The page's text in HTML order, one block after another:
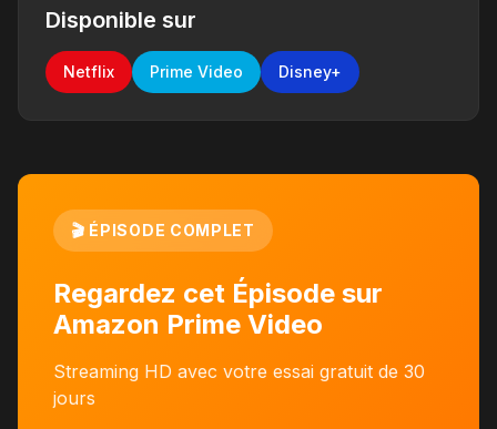
Disponible sur
Netflix Prime Video Disney+
🎬 ÉPISODE COMPLET
Regardez cet Épisode sur
Amazon Prime Video
Streaming HD avec votre essai gratuit de 30
jours